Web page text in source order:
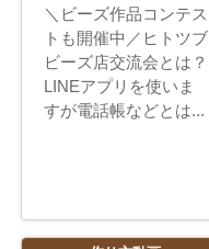
＼ビーズ作品コンテス
トも開催中／ヒトツブ
ビーズ店交流会とは？
LINEアプリを使いま
すが電話帳などとは...